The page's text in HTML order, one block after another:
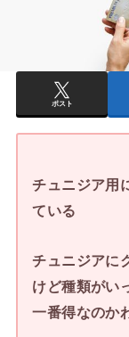
ポスト
チュニジア用
ている
チュニジアに
けど種類がい
一番得なのか